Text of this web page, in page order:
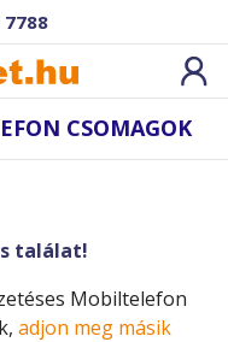
7788
CSOMAGOK
találat!
Mobiltelefon
adjon meg másik